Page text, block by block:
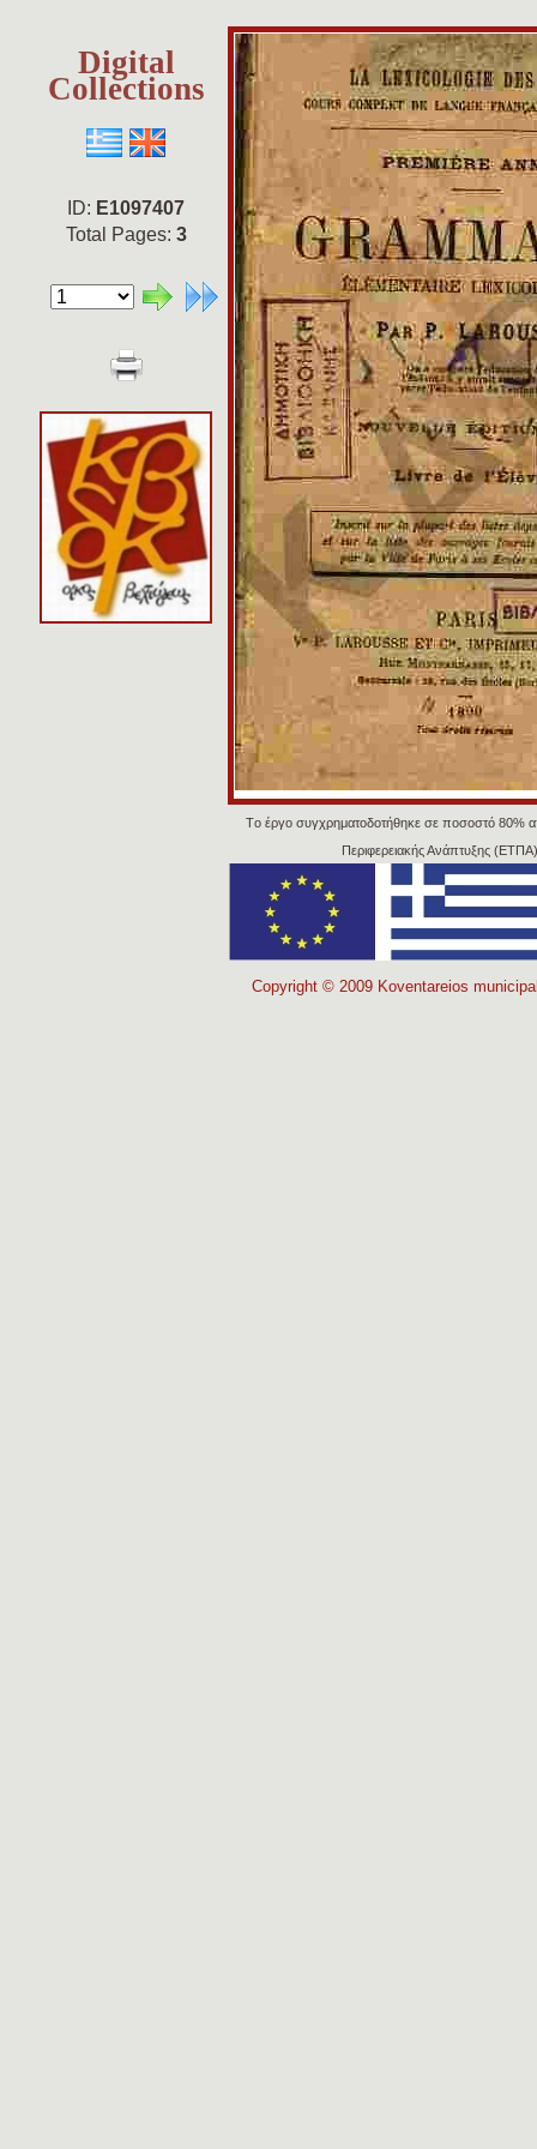
Digital
Collections
ID: E1097407
Total Pages: 3
Tο έργο συγχρηματοδοτήθηκε σε ποσοστό
Περιφερειακής Ανάπτυξης
Copyright © 2009 Koventareios